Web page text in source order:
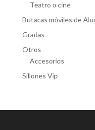
Teatro o cine
Butacas móviles de
Gradas
Otros
Accesorios
Sillones Vip